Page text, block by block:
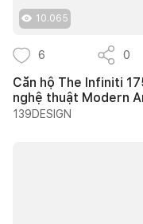
10.065
6 0
Căn hộ The Infiniti
nghệ thuật Modern
139DESIGN